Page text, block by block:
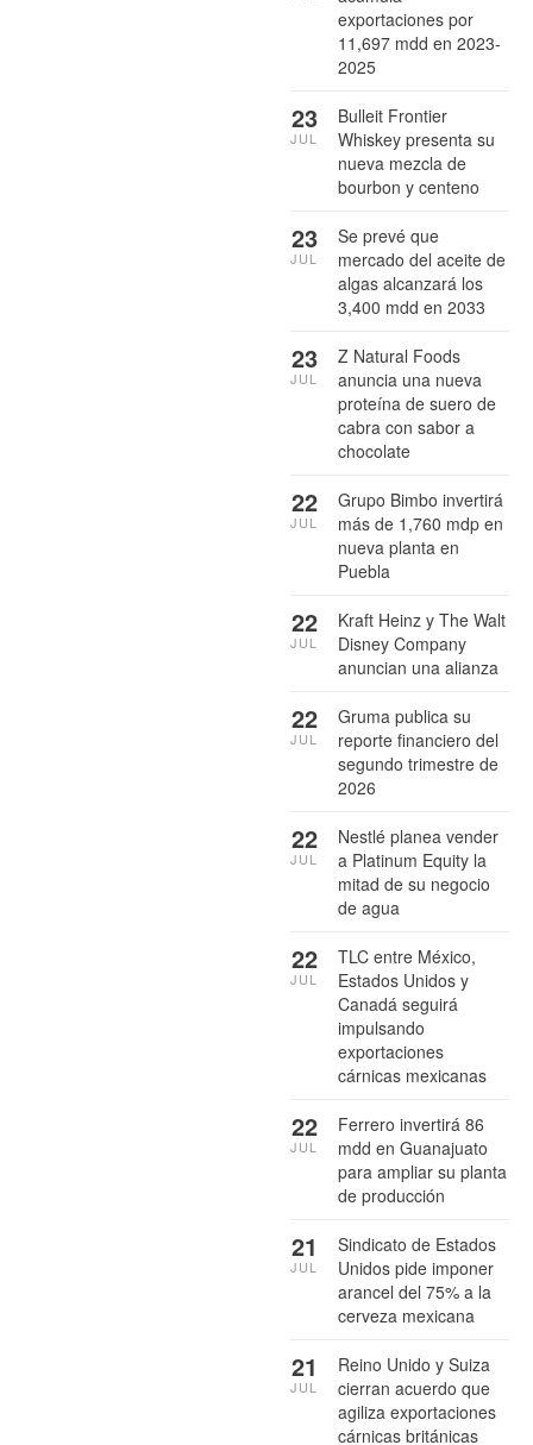
exportaciones por
11,697 mdd en 2023-
2025
Bulleit Frontier
Whiskey presenta su
nueva mezcla de
bourbon y centeno
23
JUL
Se prevé que
mercado del aceite de
algas alcanzará los
3,400 mdd en 2033
23
JUL
Z Natural Foods
anuncia una nueva
proteína de suero de
cabra con sabor a
chocolate
23
JUL
Grupo Bimbo invertirá
más de 1,760 mdp en
nueva planta en
Puebla
22
JUL
Kraft Heinz y The Walt
Disney Company
anuncian una alianza
22
JUL
Gruma publica su
reporte financiero del
segundo trimestre de
2026
22
JUL
Nestlé planea vender
a Platinum Equity la
mitad de su negocio
de agua
22
JUL
TLC entre México,
Estados Unidos y
Canadá seguirá
impulsando
exportaciones
cárnicas mexicanas
22
JUL
Ferrero invertirá 86
mdd en Guanajuato
para ampliar su planta
de producción
22
JUL
Sindicato de Estados
Unidos pide imponer
arancel del 75% a la
cerveza mexicana
21
JUL
Reino Unido y Suiza
cierran acuerdo que
agiliza exportaciones
cárnicas británicas
21
JUL